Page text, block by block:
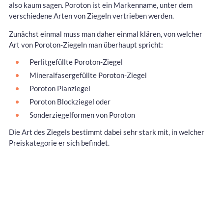
also kaum sagen. Poroton ist ein Markenname, unter dem
verschiedene Arten von Ziegeln vertrieben werden.
Zunächst einmal muss man daher einmal klären, von welcher
Art von Poroton-Ziegeln man überhaupt spricht:
Perlitgefüllte Poroton-Ziegel
Mineralfasergefüllte Poroton-Ziegel
Poroton Planziegel
Poroton Blockziegel oder
Sonderziegelformen von Poroton
Die Art des Ziegels bestimmt dabei sehr stark mit, in welcher
Preiskategorie er sich befindet.